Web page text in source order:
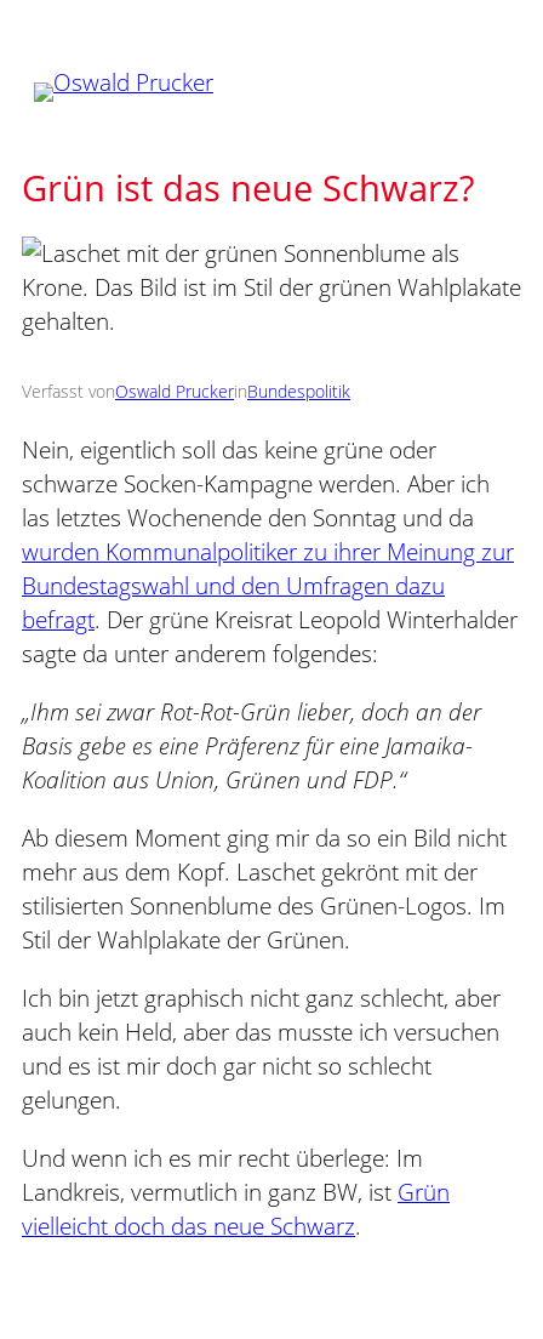
springen
Grün ist das neue Schwarz?
Verfasst vonOswald PruckerinBundespolitik
Nein, eigentlich soll das keine grüne oder
schwarze Socken-Kampagne werden. Aber ich
las letztes Wochenende den Sonntag und da
wurden Kommunalpolitiker zu ihrer Meinung zur
Bundestagswahl und den Umfragen dazu
befragt. Der grüne Kreisrat Leopold Winterhalder
sagte da unter anderem folgendes:
„Ihm sei zwar Rot-Rot-Grün lieber, doch an der
Basis gebe es eine Präferenz für eine Jamaika-
Koalition aus Union, Grünen und FDP.“
Ab diesem Moment ging mir da so ein Bild nicht
mehr aus dem Kopf. Laschet gekrönt mit der
stilisierten Sonnenblume des Grünen-Logos. Im
Stil der Wahlplakate der Grünen.
Ich bin jetzt graphisch nicht ganz schlecht, aber
auch kein Held, aber das musste ich versuchen
und es ist mir doch gar nicht so schlecht
gelungen.
Und wenn ich es mir recht überlege: Im
Landkreis, vermutlich in ganz BW, ist Grün
vielleicht doch das neue Schwarz.